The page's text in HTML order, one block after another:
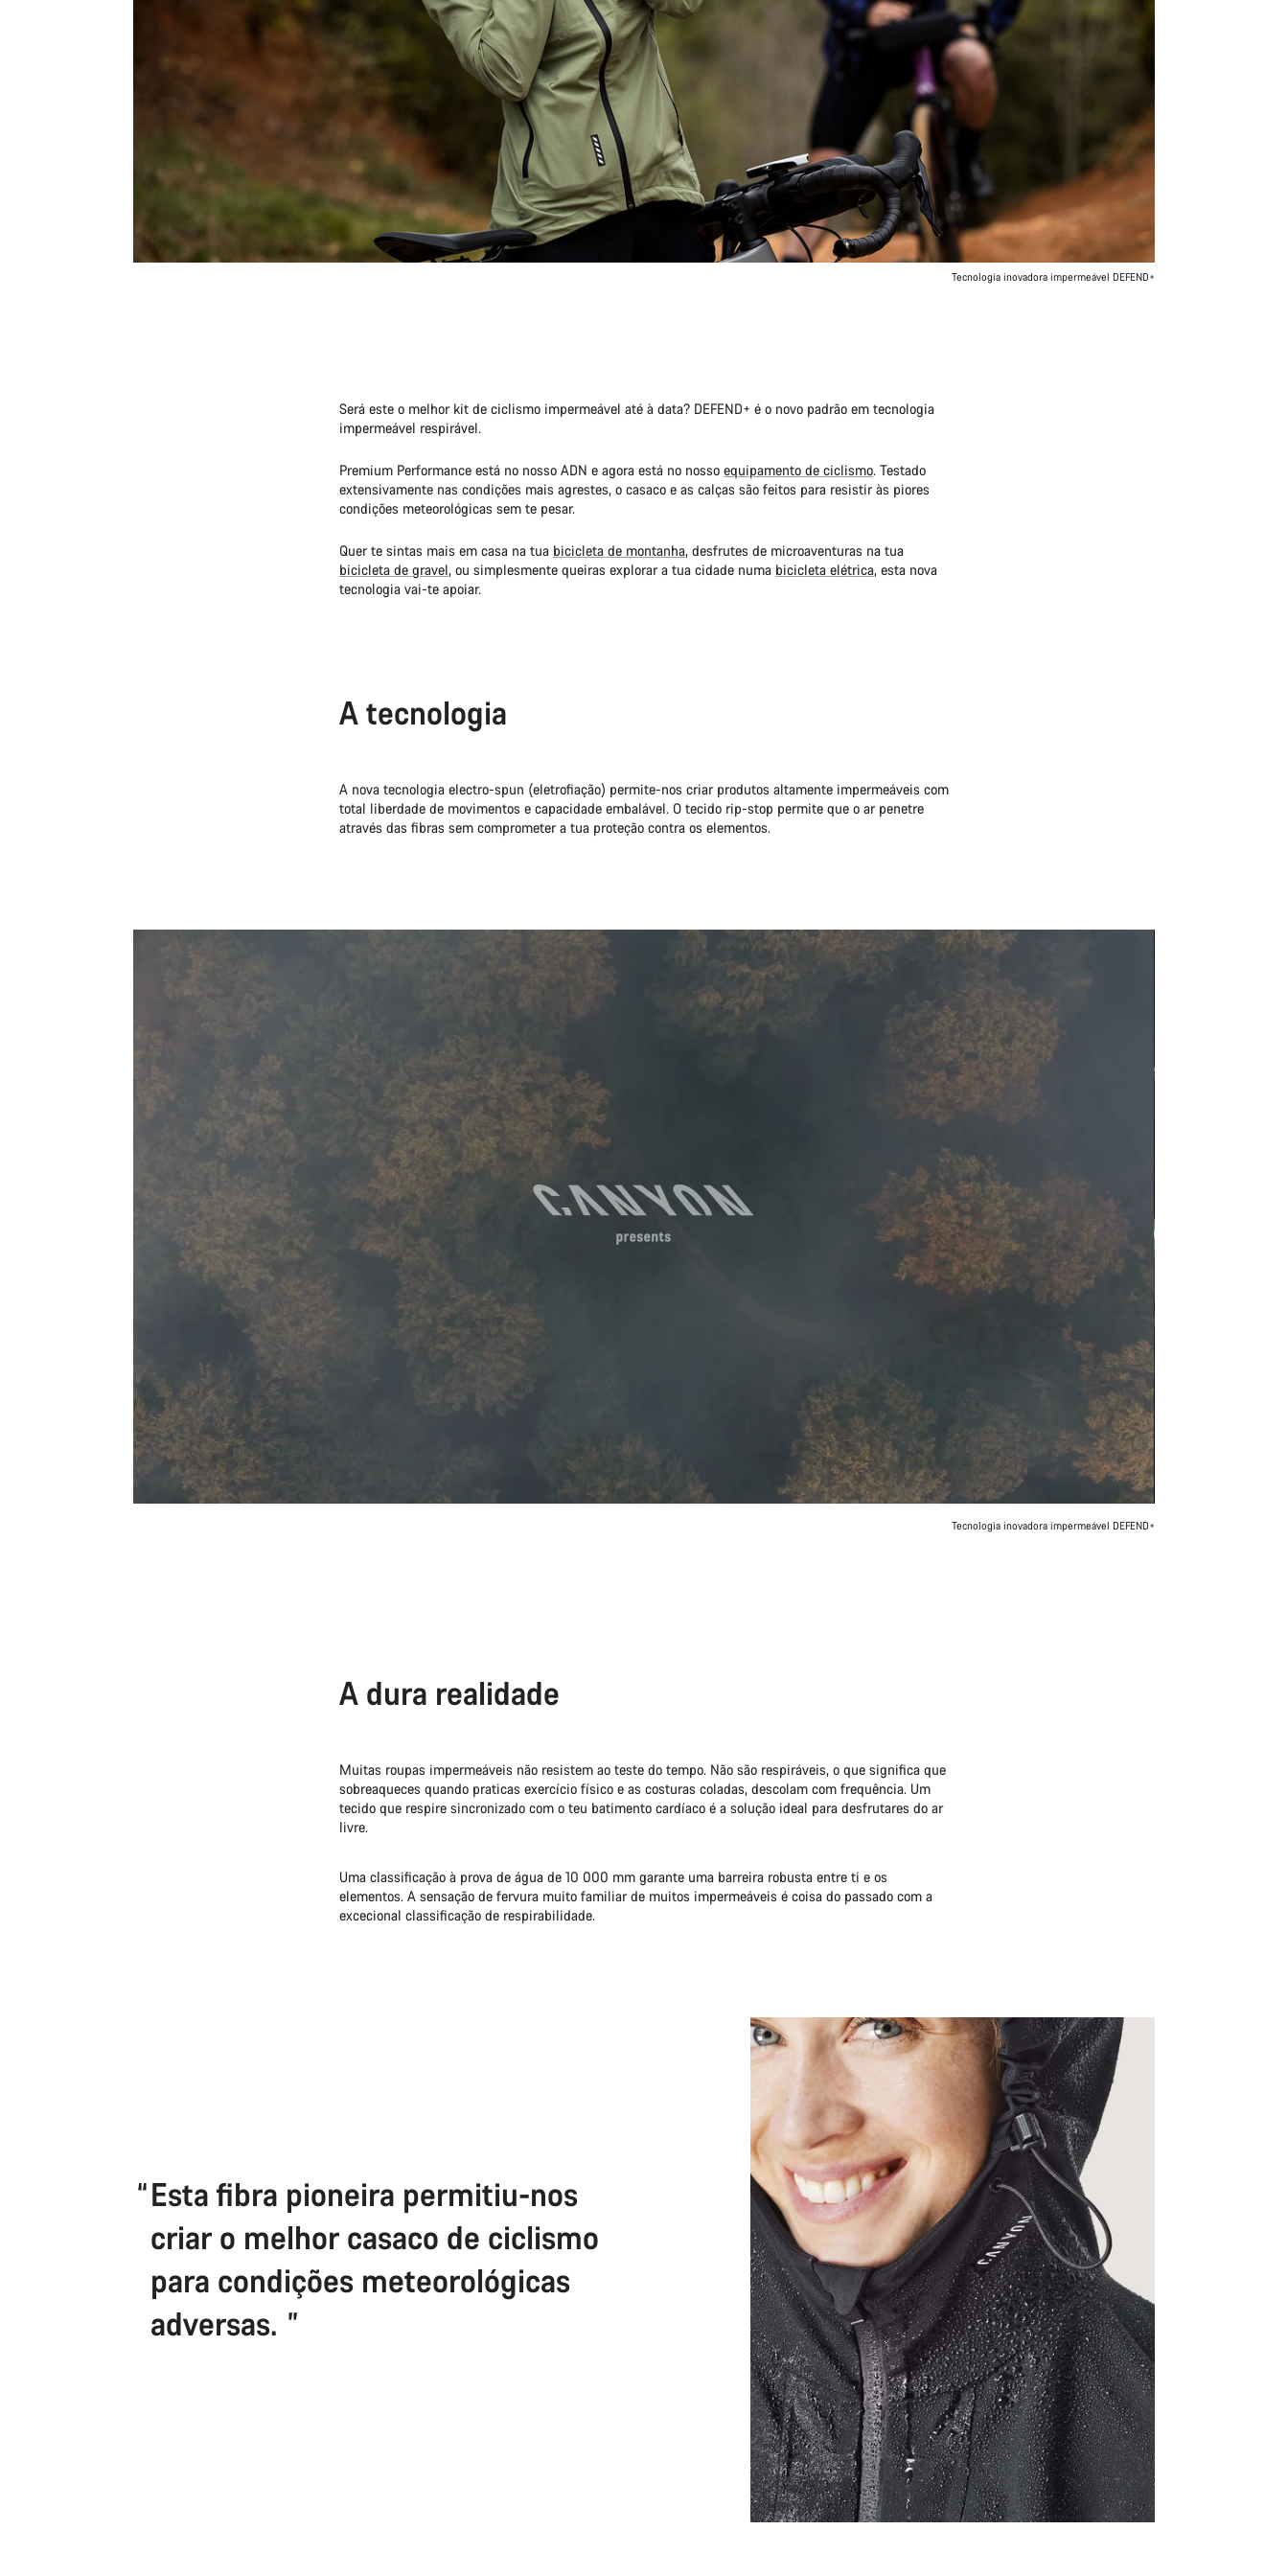
Tecnologia inovadora impermeável DEFEND+
Será este o melhor kit de ciclismo impermeável até à data? DEFEND+ é o novo padrão em tecnologia
impermeável respirável.
Premium Performance está no nosso ADN e agora está no nosso equipamento de ciclismo. Testado
extensivamente nas condições mais agrestes, o casaco e as calças são feitos para resistir às piores
condições meteorológicas sem te pesar.
Quer te sintas mais em casa na tua bicicleta de montanha, desfrutes de microaventuras na tua
bicicleta de gravel, ou simplesmente queiras explorar a tua cidade numa bicicleta elétrica, esta nova
tecnologia vai-te apoiar.
A tecnologia
A nova tecnologia electro-spun (eletrofiação) permite-nos criar produtos altamente impermeáveis com
total liberdade de movimentos e capacidade embalável. O tecido rip-stop permite que o ar penetre
através das fibras sem comprometer a tua proteção contra os elementos.
Tecnologia inovadora impermeável DEFEND+
A dura realidade
Muitas roupas impermeáveis não resistem ao teste do tempo. Não são respiráveis, o que significa que
sobreaqueces quando praticas exercício físico e as costuras coladas, descolam com frequência. Um
tecido que respire sincronizado com o teu batimento cardíaco é a solução ideal para desfrutares do ar
livre.
Uma classificação à prova de água de 10 000 mm garante uma barreira robusta entre ti e os
elementos. A sensação de fervura muito familiar de muitos impermeáveis ​​é coisa do passado com a
excecional classificação de respirabilidade.
Esta fibra pioneira permitiu-nos
criar o melhor casaco de ciclismo
para condições meteorológicas
adversas.